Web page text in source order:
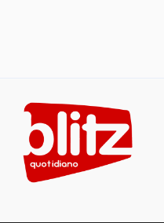
content